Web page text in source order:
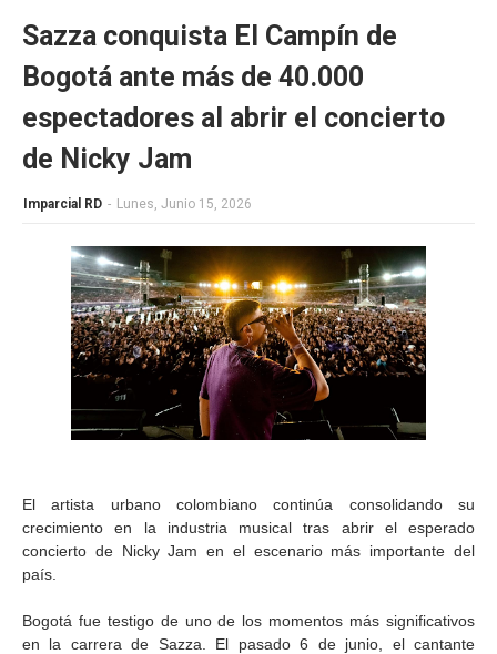
Sazza conquista El Campín de
Bogotá ante más de 40.000
espectadores al abrir el concierto
de Nicky Jam
Imparcial RD - Lunes, Junio 15, 2026
El artista urbano colombiano continúa consolidando su
crecimiento en la industria musical tras abrir el esperado
concierto de Nicky Jam en el escenario más importante del
país.
Bogotá fue testigo de uno de los momentos más significativos
en la carrera de Sazza. El pasado 6 de junio, el cantante